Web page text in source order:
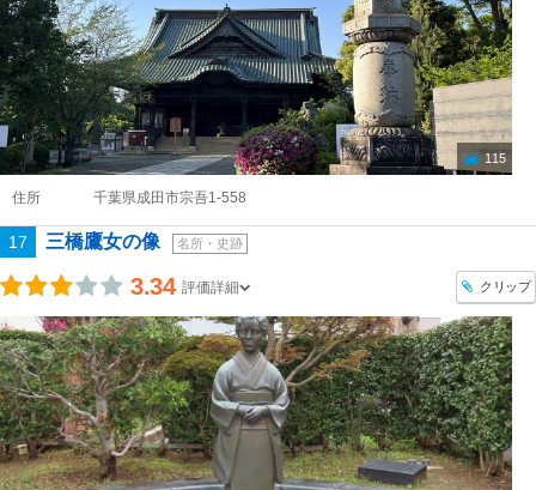
115
住所 千葉県成田市宗吾1-558
17 三橋鷹女の像 名所・史跡
3.34 評価詳細 クリップ